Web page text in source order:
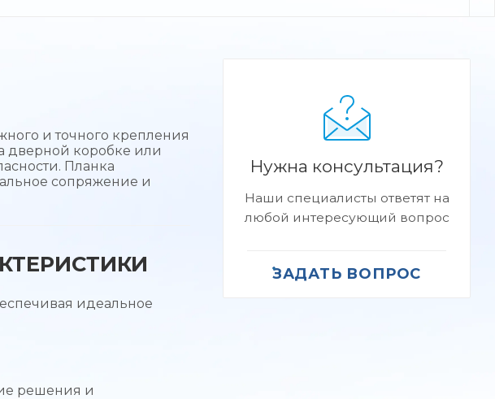
и точного крепления
дверной коробке или
Планка
сопряжение и
идеальное
решения и
Нужна консультация?
Наши специалисты ответят на
любой интересующий вопрос
ЗАДАТЬ ВОПРОС